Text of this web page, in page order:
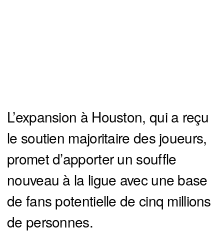
L’expansion à Houston, qui a reçu
le soutien majoritaire des joueurs,
promet d’apporter un souffle
nouveau à la ligue avec une base
de fans potentielle de cinq millions
de personnes.